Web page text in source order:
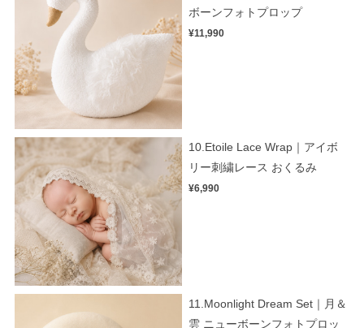
ボーンフォトプロップ
¥11,990
10.Etoile Lace Wrap｜アイボ
リー刺繍レース おくるみ
¥6,990
11.Moonlight Dream Set｜月＆
雲 ニューボーンフォトプロッ